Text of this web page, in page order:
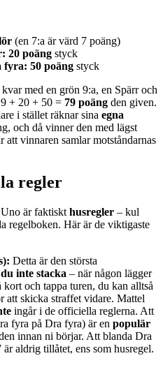
(en 7:a är värd 7 poäng)
20 poäng styck
fyra: 50 poäng styck
med en grön 9:a, en Spärr och
+ 20 + 50 = 79 poäng den given.
i stället räknar sina egna
och då vinner den med lägst
att vinnaren samlar motståndarnas
regler
är faktiskt husregler – kul
regelboken. Här är de viktigaste
Detta är den största
inte stacka – när någon lägger
kort och tappa turen, du kan alltså
att skicka straffet vidare. Mattel
ingår i de officiella reglerna. Att
fyra på Dra fyra) är en populär
innan ni börjar. Att blanda Dra
aldrig tillåtet, ens som husregel.